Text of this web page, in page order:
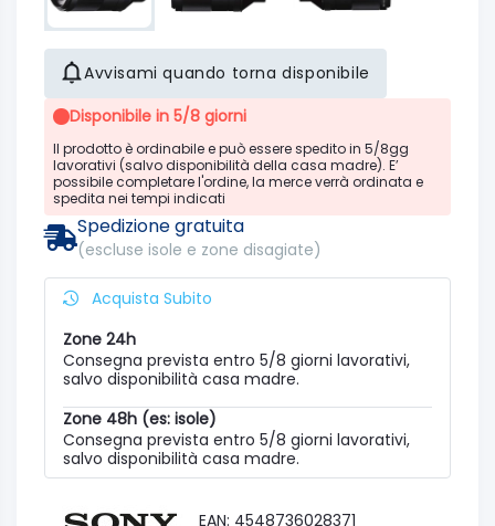
Avvisami quando torna disponibile
Disponibile in 5/8 giorni
Il prodotto è ordinabile e può essere spedito in 5/8gg
lavorativi (salvo disponibilità della casa madre). E’
possibile completare l'ordine, la merce verrà ordinata e
spedita nei tempi indicati
Spedizione gratuita
(escluse isole e zone disagiate)
Acquista Subito
Zone 24h
Consegna prevista entro 5/8 giorni lavorativi,
salvo disponibilità casa madre.
Zone 48h (es: isole)
Consegna prevista entro 5/8 giorni lavorativi,
salvo disponibilità casa madre.
EAN: 4548736028371